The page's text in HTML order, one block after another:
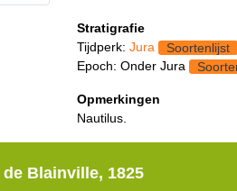
Stratigrafie
Tijdperk: Jura
Soortenlijst
Epoch: Onder Jura
Opmerkingen
Nautilus.
de Blainville, 1825